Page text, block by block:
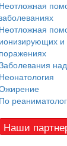
Неотложная
Неотложная
ионизирующих
поражениях
Неонатология
По
Наши